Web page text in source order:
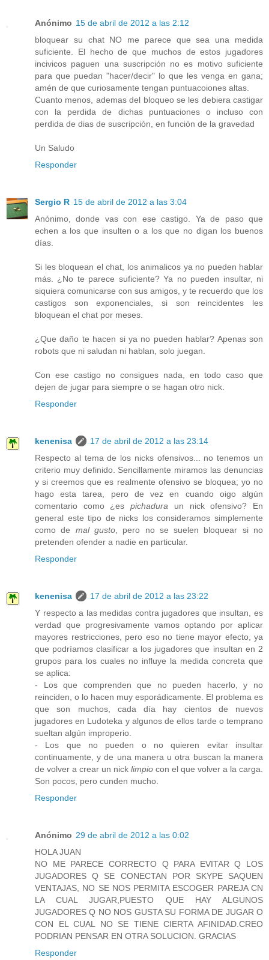
Anónimo 15 de abril de 2012 a las 2:12
bloquear su chat NO me parece que sea una medida
suficiente. El hecho de que muchos de estos jugadores
incivicos paguen una suscripción no es motivo suficiente
para que puedan "hacer/decir" lo que les venga en gana;
amén de que curiosamente tengan puntuacoiones altas.
Cuanto menos, ademas del bloqueo se les debiera castigar
con la perdida de dichas puntuaciones o incluso con
perdida de dias de suscripción, en función de la gravedad
Un Saludo
Responder
Sergio R 15 de abril de 2012 a las 3:04
Anónimo, donde vas con ese castigo. Ya de paso que
echen a los que insulten o a los que no digan los buenos
días.
Si les bloquean el chat, los animalicos ya no pueden hablar
más. ¿No te parece suficiente? Ya no pueden insultar, ni
siquiera comunicarse con sus amigos, y te recuerdo que los
castigos son exponenciales, si son reincidentes les
bloquean el chat por meses.
¿Que daño te hacen si ya no pueden hablar? Apenas son
robots que ni saludan ni hablan, solo juegan.
Con ese castigo no consigues nada, en todo caso que
dejen de jugar para siempre o se hagan otro nick.
Responder
kenenisa
17 de abril de 2012 a las 23:14
Respecto al tema de los nicks ofensivos... no tenemos un
criterio muy definido. Sencillamente miramos las denuncias
y si creemos que es realmente ofensivo se bloquea; yo no
hago esta tarea, pero de vez en cuando oigo algún
comentario como ¿espichadura un nick ofensivo? En
general este tipo de nicks los consideramos simplemente
como de mal gusto, pero no se suelen bloquear si no
pretenden ofender a nadie en particular.
Responder
kenenisa
17 de abril de 2012 a las 23:22
Y respecto a las medidas contra jugadores que insultan, es
verdad que progresivamente vamos optando por aplicar
mayores restricciones, pero eso no tiene mayor efecto, ya
que podríamos clasificar a los jugadores que insultan en 2
grupos para los cuales no influye la medida concreta que
se aplica:
- Los que comprenden que no pueden hacerlo, y no
reinciden, o lo hacen muy esporádicamente. El problema es
que son muchos, cada día hay cientos de nuevos
jugadores en Ludoteka y algunos de ellos tarde o temprano
sueltan algún improperio.
- Los que no pueden o no quieren evitar insultar
continuamente, y de una manera u otra buscan la manera
de volver a crear un nick limpio con el que volver a la carga.
Son pocos, pero cunden mucho.
Responder
Anónimo 29 de abril de 2012 a las 0:02
HOLA JUAN
NO ME PARECE CORRECTO Q PARA EVITAR Q LOS
JUGADORES Q SE CONECTAN POR SKYPE SAQUEN
VENTAJAS, NO SE NOS PERMITA ESCOGER PAREJA CN
LA CUAL JUGAR,PUESTO QUE HAY ALGUNOS
JUGADORES Q NO NOS GUSTA SU FORMA DE JUGAR O
CON EL CUAL NO SE TIENE CIERTA AFINIDAD.CREO
PODRIAN PENSAR EN OTRA SOLUCION. GRACIAS
Responder